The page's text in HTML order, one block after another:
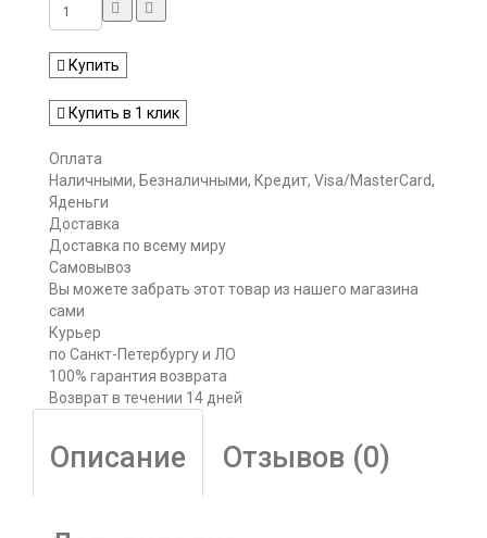
Купить
Купить в 1 клик
Оплата
Наличными, Безналичными, Кредит, Visa/MasterCard,
Яденьги
Доставка
Доставка по всему миру
Самовывоз
Вы можете забрать этот товар из нашего магазина
сами
Курьер
по Санкт-Петербургу и ЛО
100% гарантия возврата
Возврат в течении 14 дней
Описание Отзывов (0)